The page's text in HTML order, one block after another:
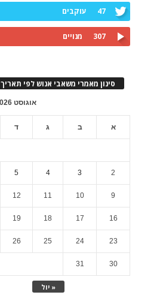
47 עוקבים
307 מנויים
סינון מאמרי משאבי אנוש לפי תאריך
אוגוסט 2026
א ב ג ד
« יול
2
3
4
5
9
10
11
12
16
17
18
19
23
24
25
26
30
31